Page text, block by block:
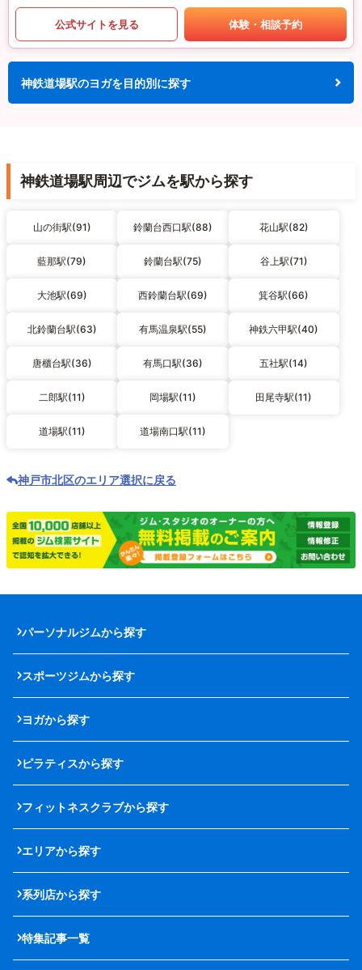
公式サイトを見る 体験・相談予約
神鉄道場駅のヨガを目的別に探す
神鉄道場駅周辺でジムを駅から探す
山の街駅(91) 鈴蘭台西口駅(88) 花山駅(82)
藍那駅(79) 鈴蘭台駅(75) 谷上駅(71)
大池駅(69) 西鈴蘭台駅(69) 箕谷駅(66)
北鈴蘭台駅(63) 有馬温泉駅(55) 神鉄六甲駅(40)
唐櫃台駅(36) 有馬口駅(36) 五社駅(14)
二郎駅(11) 岡場駅(11) 田尾寺駅(11)
道場駅(11) 道場南口駅(11)
神戸市北区のエリア選択に戻る
パーソナルジムから探す
スポーツジムから探す
ヨガから探す
ピラティスから探す
フィットネスクラブから探す
エリアから探す
系列店から探す
特集記事一覧